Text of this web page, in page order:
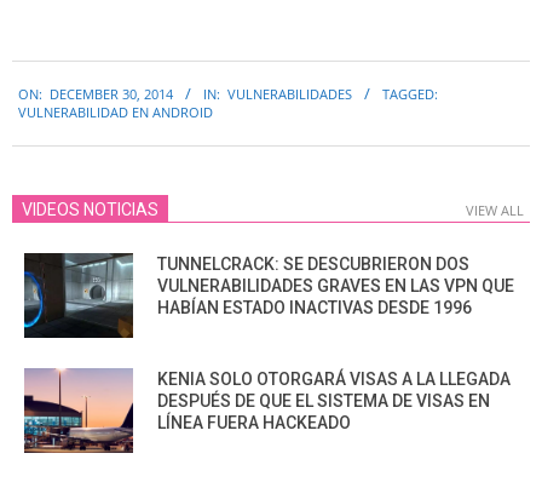
12-
ON: DECEMBER 30, 2014 IN: VULNERABILIDADES
TAGGED:
VULNERABILIDAD EN ANDROID
VIDEOS NOTICIAS VIEW ALL
TUNNELCRACK: SE DESCUBRIERON DOS
VULNERABILIDADES GRAVES EN LAS VPN QUE
HABÍAN ESTADO INACTIVAS DESDE 1996
KENIA SOLO OTORGARÁ VISAS A LA LLEGADA
DESPUÉS DE QUE EL SISTEMA DE VISAS EN
LÍNEA FUERA HACKEADO